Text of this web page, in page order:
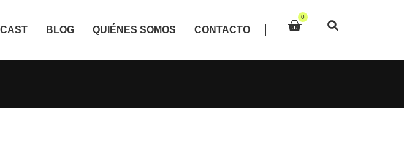
BLOG QUIÉNES SOMOS CONTACTO
0